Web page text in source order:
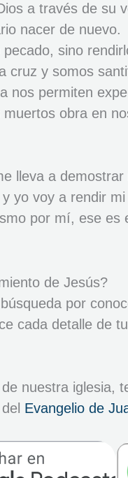
a través de su
nacer de nuevo.
sino
cruz y somos
nos permiten
obra en
lleva a
yo voy a rendir
por mí, ese es
de Jesús?
por
cada detalle de
nuestra
Evangelio de